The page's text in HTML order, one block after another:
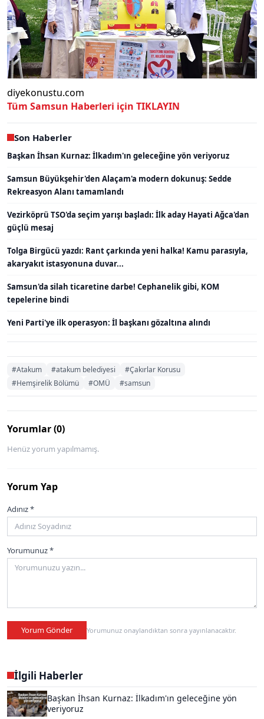
diyekonustu.com
Tüm Samsun Haberleri için TIKLAYIN
Son Haberler
Başkan İhsan Kurnaz: İlkadım'ın geleceğine yön veriyoruz
Samsun Büyükşehir'den Alaçam'a modern dokunuş: Sedde
Rekreasyon Alanı tamamlandı
Vezirköprü TSO'da seçim yarışı başladı: İlk aday Hayati Ağca'dan
güçlü mesaj
Tolga Birgücü yazdı: Rant çarkında yeni halka! Kamu parasıyla,
akaryakıt istasyonuna duvar...
Samsun'da silah ticaretine darbe! Cephanelik gibi, KOM
tepelerine bindi
Yeni Parti'ye ilk operasyon: İl başkanı gözaltına alındı
#Atakum #atakum belediyesi
#Çakırlar Korusu
#Hemşirelik Bölümü
#OMÜ #samsun
Yorumlar (0)
Henüz yorum yapılmamış.
Yorum Yap
Adınız *
Yorumunuz *
Yorum Gönder Yorumunuz onaylandıktan sonra yayınlanacaktır.
İlgili Haberler
Başkan İhsan Kurnaz: İlkadım'ın geleceğine yön
veriyoruz